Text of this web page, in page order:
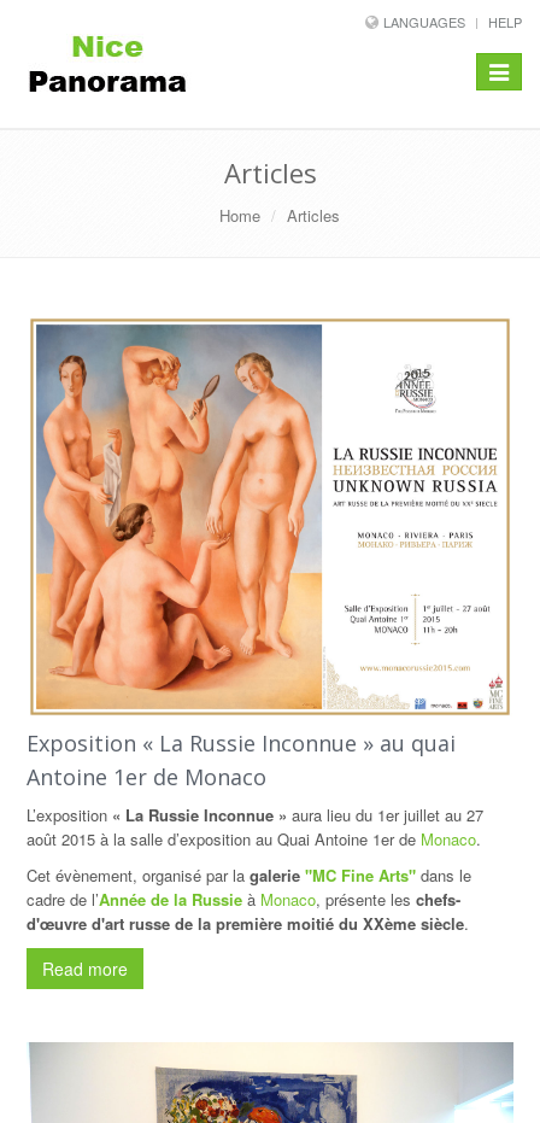
LANGUAGES HELP
Toggle
Articles
Home Articles
Exposition « La Russie Inconnue » au quai
Antoine 1er de Monaco
L’exposition « La Russie Inconnue » aura lieu du 1er juillet au 27
août 2015 à la salle d’exposition au Quai Antoine 1er de Monaco.
Cet évènement, organisé par la galerie "MC Fine Arts" dans le
cadre de l’Année de la Russie à Monaco, présente les chefs-
d'œuvre d'art russe de la première moitié du XXème siècle.
Read more